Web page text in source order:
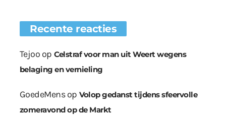
Recente reacties
Tejoo op Celstraf voor man uit Weert wegens
belaging en vernieling
GoedeMensop Volop gedanst tijdens sfeervolle
zomeravond op de Markt